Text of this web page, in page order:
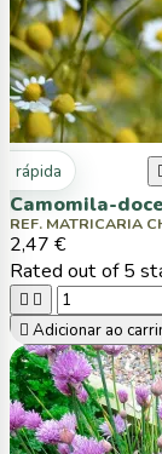
rápida
Camomila-
REF. MATRICARIA
2,47 €
Rated out of 5
 
 Adicionar ao